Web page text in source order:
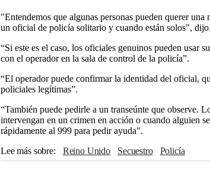
"Entendemos que algunas personas pueden querer
un oficial de policía solitario y cuando están solos", dijo.
“Si este es el caso, los oficiales genuinos pueden usar
con el operador en la sala de control de la policía”.
“El operador puede confirmar la identidad del oficial,
policiales legítimas”.
“También puede pedirle a un transeúnte que observe.
intervengan en un crimen en acción o cuando alguien
rápidamente al 999 para pedir ayuda".
Lee más sobre
Reino Unido Secuestro Policía